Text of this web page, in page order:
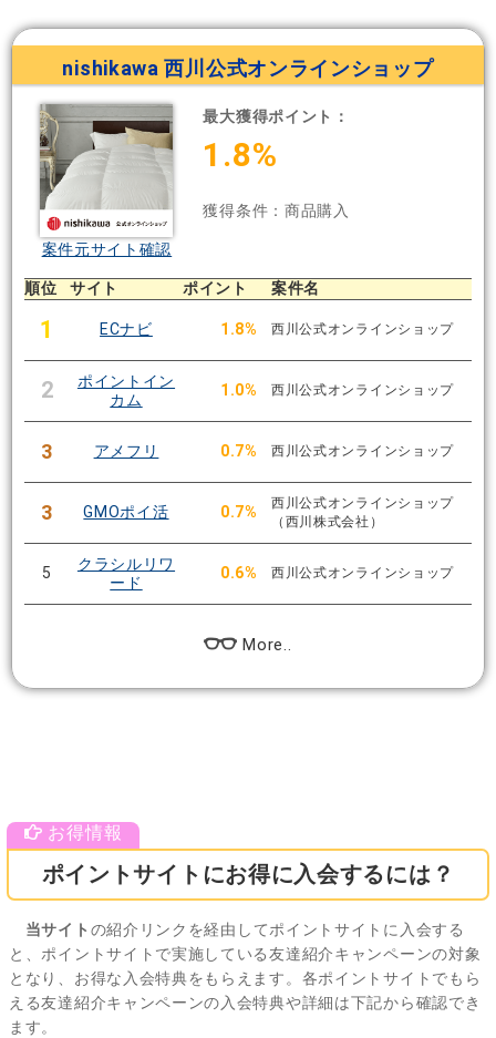
nishikawa 西川公式オンラインショップ
案件元サイト確認
最大獲得ポイント：
1.8%
獲得条件：商品購入
順位 サイト ポイント 案件名
1 ECナビ 1.8% 西川公式オンラインショップ
2
ポイントイン
カム
1.0% 西川公式オンラインショップ
3 アメフリ 0.7% 西川公式オンラインショップ
3 GMOポイ活 0.7%
西川公式オンラインショップ
（西川株式会社）
5
クラシルリワ
ード
0.6% 西川公式オンラインショップ
More..
ポイントサイトにお得に入会するには？
当サイト の紹介リンクを経由してポイントサイトに入会する
と、ポイントサイトで実施している友達紹介キャンペーンの対象
となり、お得な入会特典をもらえます。各ポイントサイトでもら
える友達紹介キャンペーンの入会特典や詳細は下記から確認でき
ます。